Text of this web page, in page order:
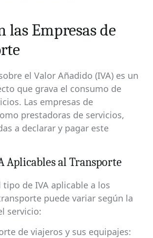
las Empresas de
el Valor Añadido (IVA) es un
que grava el consumo de
Las empresas de
prestadoras de servicios,
a declarar y pagar este
Aplicables al Transporte
tipo de IVA aplicable a los
puede variar según la
servicio:
de viajeros y sus equipajes: